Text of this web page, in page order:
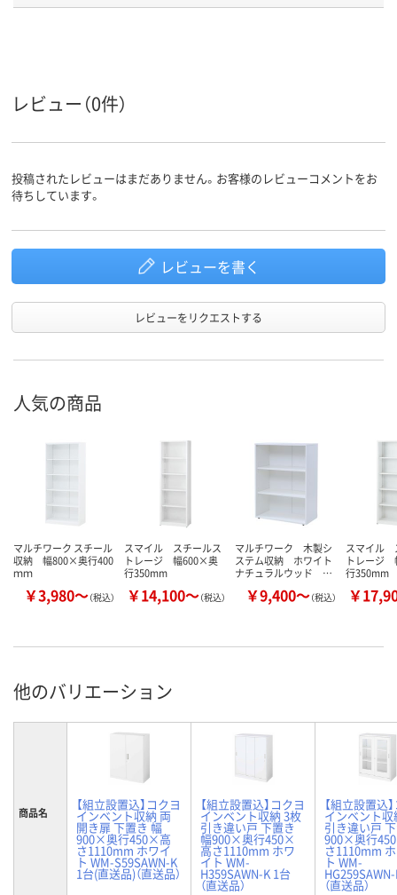
施錠方法 鍵無し
アスクル
商品環境
レビュー（0件）
投稿されたレビューはまだありません。お客様のレビューコメントをお
待ちしています。
レビューを書く
レビューをリクエストする
人気の商品
マルチワーク スチール
収納 幅800×奥行400
ｍｍ
￥3,980～（税込）
スマイル スチールス
トレージ 幅600×奥
行350mm
￥14,100～（税込）
マルチワーク 木製シ
ステム収納 ホワイト
ナチュラルウッド …
￥9,400～（税込）
スマイル
トレージ
行350mm
￥
他のバリエーション
商品名 【組立設置込】コクヨ
インベント収納 両
開き扉 下置き 幅
900×奥行450×高
さ1110mm ホワイ
ト WM-S59SAWN-K
1台(直送品)（直送品）
【組立設置込】コクヨ
インベント収納 3枚
引き違い戸 下置き
幅900×奥行450×
高さ1110mm ホワ
イト WM-
H359SAWN-K 1台
（直送品）
【組立設置込
インベント収
引き違い戸
900×奥行
さ1110mm
ト WM-
（直送品）